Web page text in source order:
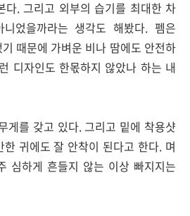
다. 그리고 외부의 습기를 최대한 차
었을까라는 생각도 해봤다. 펨은
때문에 가벼운 비나 땀에도 안전하
디자인도 한몫하지 않았나 하는 내
게를 갖고 있다. 그리고 밑에 착용샷
귀에도 잘 안착이 된다고 한다. 며
심하게 흔들지 않는 이상 빠지지는